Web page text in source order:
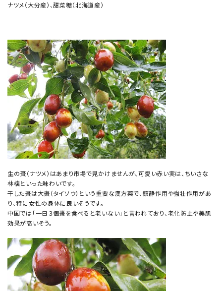
ナツメ（大分産）、甜菜糖（北海道産）
生の棗（ナツメ）はあまり市場で見かけませんが、可愛い赤い実は、ちいさな
林檎といった味わいです。
干した棗は大棗（タイソウ）という重要な漢方薬で、鎮静作用や強壮作用があ
り、特に女性の身体に良いそうです。
中国では「一日３個棗を食べると老いない」と言われており、老化防止や美肌
効果が高いそう。